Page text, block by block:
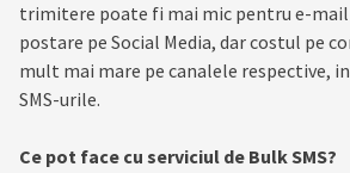
trimitere poate fi mai mic pentru e-mail
postare pe Social Media, dar costul pe
mult mai mare pe canalele respective,
SMS-urile.
Ce pot face cu serviciul de Bulk SMS?